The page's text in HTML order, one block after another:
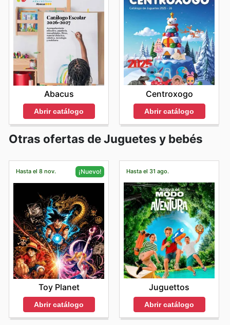
Abacus
Abrir catálogo
Centroxogo
Abrir catálogo
Otras ofertas de Juguetes y bebés
Hasta el 8 nov. ¡Nuevo!
Toy Planet
Abrir catálogo
Hasta el 31 ago.
Juguettos
Abrir catálogo